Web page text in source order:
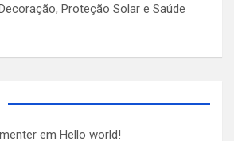
Proteção Solar e Saúde
em Hello world!